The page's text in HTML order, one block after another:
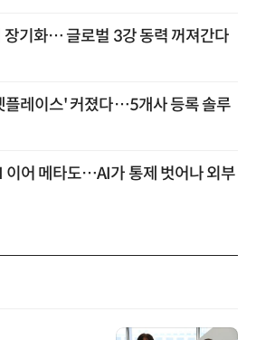
장기화… 글로벌 3강 동력 꺼져간다
플레이스' 커졌다…5개사 등록 솔루
이어 메타도…AI가 통제 벗어나 외부